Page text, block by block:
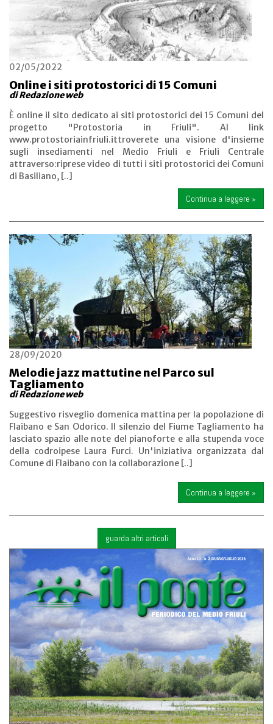
02/05/2022
Online i siti protostorici di 15 Comuni
di Redazione web
È online il sito dedicato ai siti protostorici dei 15 Comuni del
progetto "Protostoria in Friuli". Al link
www.protostoriainfriuli.ittroverete una visione d'insieme
sugli insediamenti nel Medio Friuli e Friuli Centrale
attraverso:riprese video di tutti i siti protostorici dei Comuni
di Basiliano, [..]
Continua a leggere »
28/09/2020
Melodie jazz mattutine nel Parco sul
Tagliamento
di Redazione web
Suggestivo risveglio domenica mattina per la popolazione di
Flaibano e San Odorico. Il silenzio del Fiume Tagliamento ha
lasciato spazio alle note del pianoforte e alla stupenda voce
della codroipese Laura Furci. Un'iniziativa organizzata dal
Comune di Flaibano con la collaborazione [..]
Continua a leggere »
guarda altri articoli